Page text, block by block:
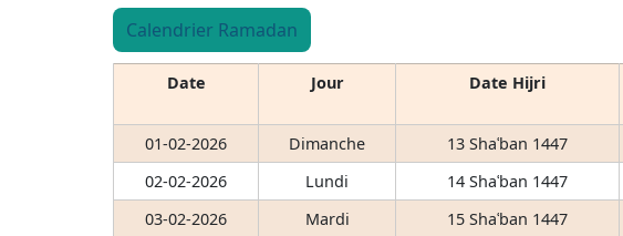
Calendrier Ramadan
Date Jour Date Hijri
01-02-2026
Dimanche 13 Shaʿban 1447
02-02-2026
Lundi 14 Shaʿban 1447
03-02-2026
Mardi 15 Shaʿban 1447